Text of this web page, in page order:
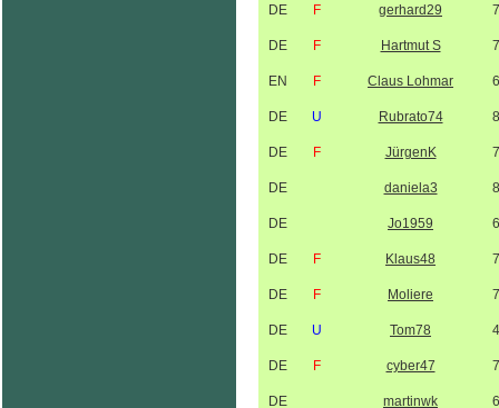
DE F gerhard29
DE F Hartmut S
EN F Claus Lohmar
DE U Rubrato74
DE F JürgenK
DE daniela3
DE Jo1959
DE F Klaus48
DE F Moliere
DE U Tom78
DE F cyber47
DE martinwk